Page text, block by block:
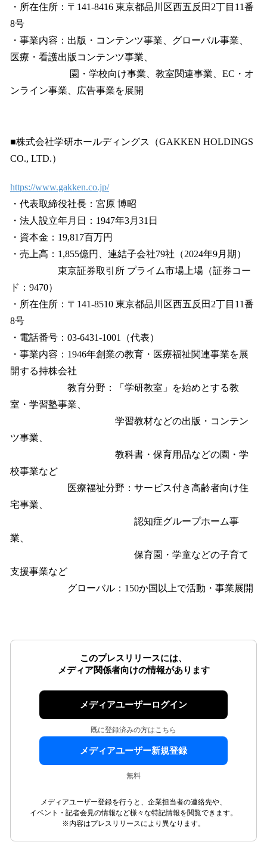
・所在住所：〒141-8416 東京都品川区西五反田2丁目11番
8号
・事業内容：出版・コンテンツ事業、グローバル事業、
医療・看護出版コンテンツ事業、
園・学校向け事業、教室関連事業、EC・オ
ンライン事業、広告事業を展開
■株式会社学研ホールディングス（GAKKEN HOLDINGS
CO., LTD.）
https://www.gakken.co.jp/
・代表取締役社長：宮原 博昭
・法人設立年月日：1947年3月31日
・資本金：19,817百万円
・売上高：1,855億円、連結子会社79社（2024年9月期）
東京証券取引所 プライム市場上場（証券コー
ド：9470）
・所在住所：〒141-8510 東京都品川区西五反田2丁目11番
8号
・電話番号：03-6431-1001（代表）
・事業内容：1946年創業の教育・医療福祉関連事業を展
開する持株会社
教育分野：「学研教室」を始めとする教
室・学習塾事業、
学習教材などの出版・コンテン
ツ事業、
教科書・保育用品などの園・学
校事業など
医療福祉分野：サービス付き高齢者向け住
宅事業、
認知症グループホーム事
業、
保育園・学童などの子育て
支援事業など
グローバル：150か国以上で活動・事業展開
このプレスリリースには、
メディア関係者向けの情報があります
メディアユーザーログイン
既に登録済みの方はこちら
メディアユーザー新規登録
無料
メディアユーザー登録を行うと、企業担当者の連絡先や、
イベント・記者会見の情報など様々な特記情報を閲覧できます。
※内容はプレスリリースにより異なります。